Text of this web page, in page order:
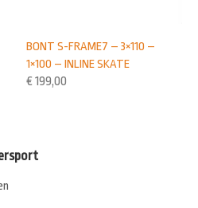
BONT S-FRAME7 – 3×110 –
1×100 – INLINE SKATE
€ 199,00